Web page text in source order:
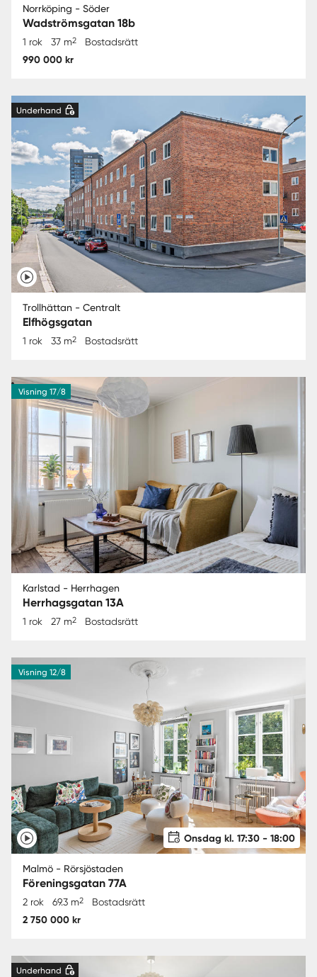
Norrköping - Söder
Wadströmsgatan 18b
1 rok 37 m2 Bostadsrätt
990 000 kr
Underhand
Trollhättan - Centralt
Elfhögsgatan
1 rok 33 m2 Bostadsrätt
Visning 17/8
Karlstad - Herrhagen
Herrhagsgatan 13A
1 rok 27 m2 Bostadsrätt
Visning 12/8
Onsdag kl. 17:30 - 18:00
Malmö - Rörsjöstaden
Föreningsgatan 77A
2 rok 69.3 m2 Bostadsrätt
2 750 000 kr
Underhand